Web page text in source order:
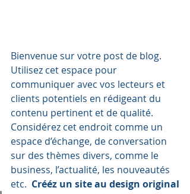
Bienvenue sur votre post de blog.
Utilisez cet espace pour
communiquer avec vos lecteurs et
clients potentiels en rédigeant du
contenu pertinent et de qualité.
Considérez cet endroit comme un
espace d’échange, de conversation
sur des thèmes divers, comme le
business, l’actualité, les nouveautés
etc. Crééz un site au design original